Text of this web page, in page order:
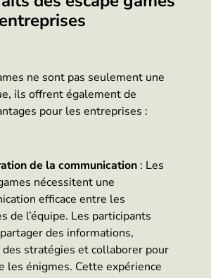
ne sont pas seulement une
ils offrent également de
pour les entreprises :
de la communication : Les
nécessitent une
efficace entre les
de l’équipe. Les participants
des informations,
stratégies et collaborer pour
les énigmes. Cette expérience